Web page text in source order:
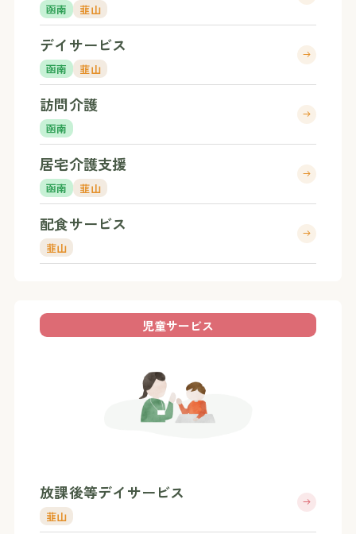
函南 韮山
デイサービス
函南 韮山
訪問介護
函南
居宅介護支援
函南 韮山
配食サービス
韮山
児童サービス
放課後等デイサービス
韮山